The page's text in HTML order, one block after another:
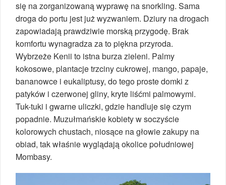
się na zorganizowaną wyprawę na snorkling. Sama
droga do portu jest już wyzwaniem. Dziury na drogach
zapowiadają prawdziwie morską przygodę. Brak
komfortu wynagradza za to piękna przyroda.
Wybrzeże Kenii to istna burza zieleni. Palmy
kokosowe, plantacje trzciny cukrowej, mango, papaje,
bananowce i eukaliptusy, do tego proste domki z
patyków i czerwonej gliny, kryte liśćmi palmowymi.
Tuk-tuki i gwarne uliczki, gdzie handluje się czym
popadnie. Muzułmańskie kobiety w soczyście
kolorowych chustach, niosące na głowie zakupy na
obiad, tak właśnie wyglądają okolice południowej
Mombasy.